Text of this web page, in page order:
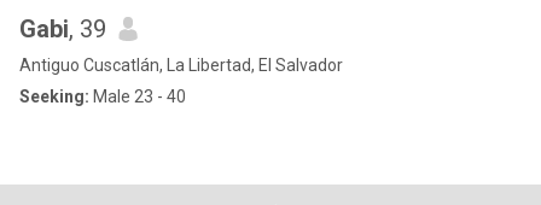
Gabi, 39
Antiguo Cuscatlán, La Libertad, El Salvador
Seeking: Male 23 - 40